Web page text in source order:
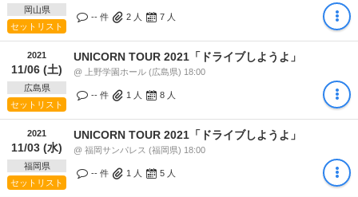
岡山県
セットリスト
-- 件 2 人 7 人
2021
11/06 (土)
広島県
セットリスト
UNICORN TOUR 2021「ドライブしようよ」
@ 上野学園ホール (広島県) 18:00
-- 件 1 人 8 人
2021
11/03 (水)
福岡県
セットリスト
UNICORN TOUR 2021「ドライブしようよ」
@ 福岡サンパレス (福岡県) 18:00
-- 件 1 人 5 人